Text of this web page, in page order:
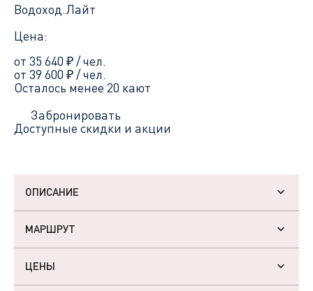
Водоход.Лайт
Цена:
от 35 640 ₽/ чел.
от 39 600 ₽/ чел.
Осталось менее 20 кают
Забронировать
Доступные скидки и акции
ОПИСАНИЕ
МАРШРУТ
ЦЕНЫ